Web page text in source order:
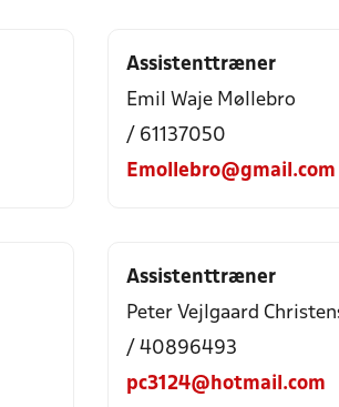
Assistenttræner
Emil Waje Møllebro
/ 61137050
Emollebro@gmail.com
Assistenttræner
Peter Vejlgaard
/ 40896493
pc3124@hotmail.com